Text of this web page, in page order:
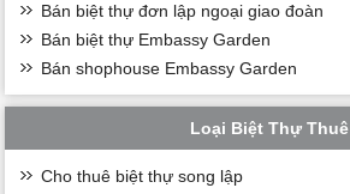
Bán biệt thự đơn lập ngoại giao đoàn
Bán biệt thự Embassy Garden
Bán shophouse Embassy Garden
Loại Biệt Thự Thuê
Cho thuê biệt thự song lập